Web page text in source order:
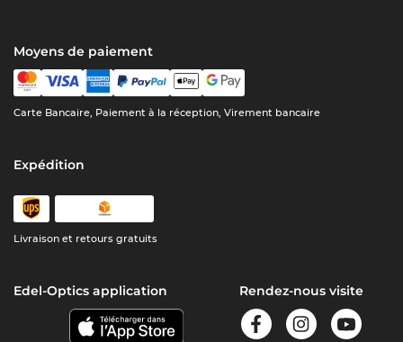
Moyens de paiement
Carte Bancaire, Paiement à la réception, Virement bancaire
Expédition
Livraison et retours gratuits
Edel-Optics application Rendez-nous visite